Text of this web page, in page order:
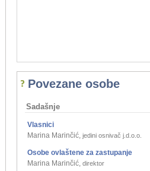
Povezane osobe
Sadašnje
Vlasnici
Marina Marinčić, jedini osnivač j.d.o.o.
Osobe ovlaštene za zastupanje
Marina Marinčić, direktor